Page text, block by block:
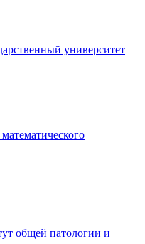
университет
общей патологии и